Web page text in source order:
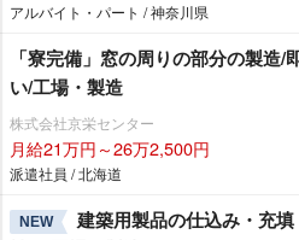
アルバイト・パート / 神奈川県
「寮完備」窓の周りの部分の製造
い/工場・製造
株式会社京栄センター
月給21万円～26万2,500円
派遣社員 / 北海道
NEW
建築用製品の仕込み・充